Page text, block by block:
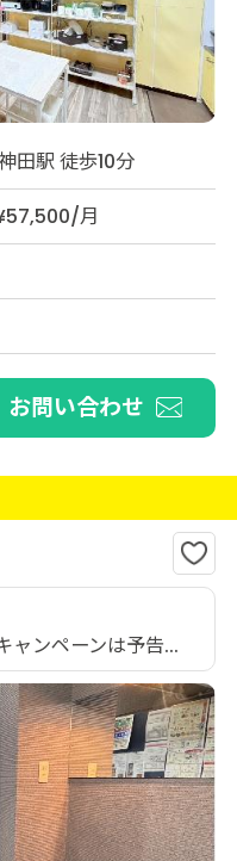
田駅 徒歩10分
月
お問い合わせ
ャンペーンは予告...